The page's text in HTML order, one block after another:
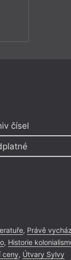
čísel
, Právě
, Historie
ceny, Útvary Sylvy